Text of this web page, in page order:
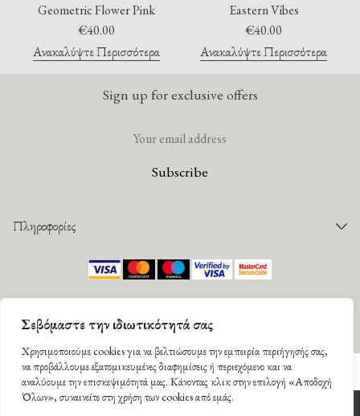
Σεβόμαστε την ιδιωτικότητά σας
Χρησιμοποιούμε cookies για να βελτιώσουμε την εμπειρία περιήγησής σας,
να προβάλλουμε εξατομικευμένες διαφημίσεις ή περιεχόμενο και να
αναλύουμε την επισκεψιμότητά μας. Κάνοντας κλικ στην επιλογή «Αποδοχή
Όλων», συναινείτε στη χρήση των cookies από εμάς.
Geometric Flower Pink
€40.00
Ανακαλύψτε Περισσότερα
Eastern Vibes
€40.00
Ανακαλύψτε Περισσότερα
Sign up for exclusive offers
Πληροφορίες
Παραγγελίες
Παρακολούθηση Παραγγελίας
Πολιτική Επιστροφών
Υπηρεσίες
©2026 Mantility. All rights reserved |Πολιτική Απορρήτου|Όροι Χρήσης
G Design studio . Developed by
Facebook Instagram